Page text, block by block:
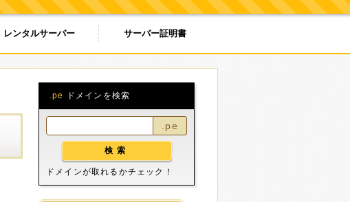
レンタルサーバー サーバー証明書
.pe ドメインを検索
.pe
ドメインが取れるかチェック！